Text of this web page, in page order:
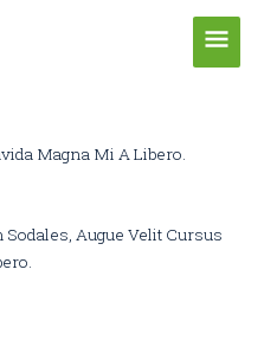
Magna Mi A Libero.
Sodales, Augue Velit Cursus